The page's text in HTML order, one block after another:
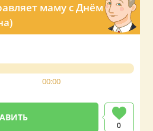
маму с Днём
00:00
0